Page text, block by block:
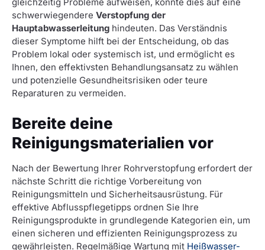
schwerwiegendere Verstopfung der
Hauptabwasserleitung hindeuten. Das Verständnis
dieser Symptome hilft bei der Entscheidung, ob das
Problem lokal oder systemisch ist, und ermöglicht es
Ihnen, den effektivsten Behandlungsansatz zu wählen
und potenzielle Gesundheitsrisiken oder teure
Reparaturen zu vermeiden.
Bereite deine
Reinigungsmaterialien vor
Nach der Bewertung Ihrer Rohrverstopfung erfordert der
nächste Schritt die richtige Vorbereitung von
Reinigungsmitteln und Sicherheitsausrüstung. Für
effektive Abflusspflegetipps ordnen Sie Ihre
Reinigungsprodukte in grundlegende Kategorien ein, um
einen sicheren und effizienten Reinigungsprozess zu
gewährleisten. Regelmäßige Wartung mit Heißwasser-